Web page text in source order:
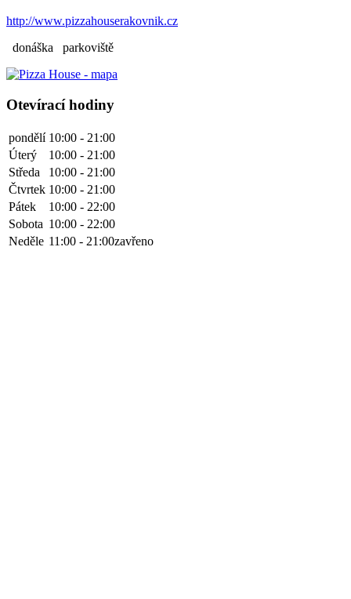
http://www.pizzahouserakovnik.cz
donáška
parkoviště
Otevírací hodiny
pondělí 10:00 - 21:00
Úterý
10:00 - 21:00
Středa
10:00 - 21:00
Čtvrtek 10:00 - 21:00
Pátek
10:00 - 22:00
Sobota 10:00 - 22:00
Neděle 11:00 - 21:00zavřeno